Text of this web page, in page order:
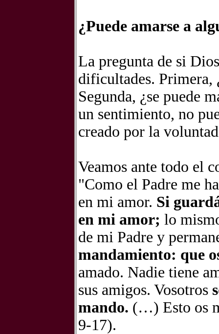
¿Puede amarse a
La pregunta de si
dificultades. Primera,
Segunda, ¿se puede
un sentimiento, no
creado por la
Veamos ante todo el
"Como el Padre me
en mi amor. Si
en mi amor; lo
de mi Padre y
mandamiento: que
amado. Nadie tiene
sus amigos. Vosotros
mando. (…) Esto os
9-17).